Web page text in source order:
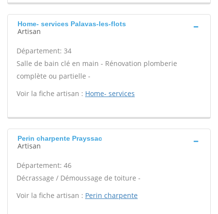
Home- services Palavas-les-flots
Artisan
Département: 34
Salle de bain clé en main - Rénovation plomberie
complète ou partielle -
Voir la fiche artisan : Home- services
Perin charpente Prayssac
Artisan
Département: 46
Décrassage / Démoussage de toiture -
Voir la fiche artisan : Perin charpente